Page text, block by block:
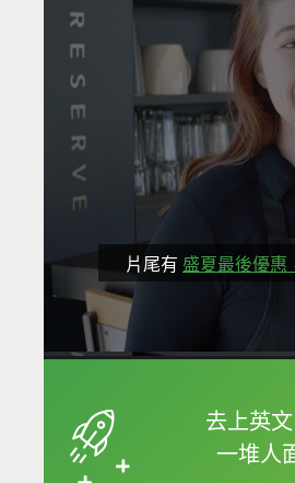
片尾有 盛夏最後優惠
去上英
一堆人